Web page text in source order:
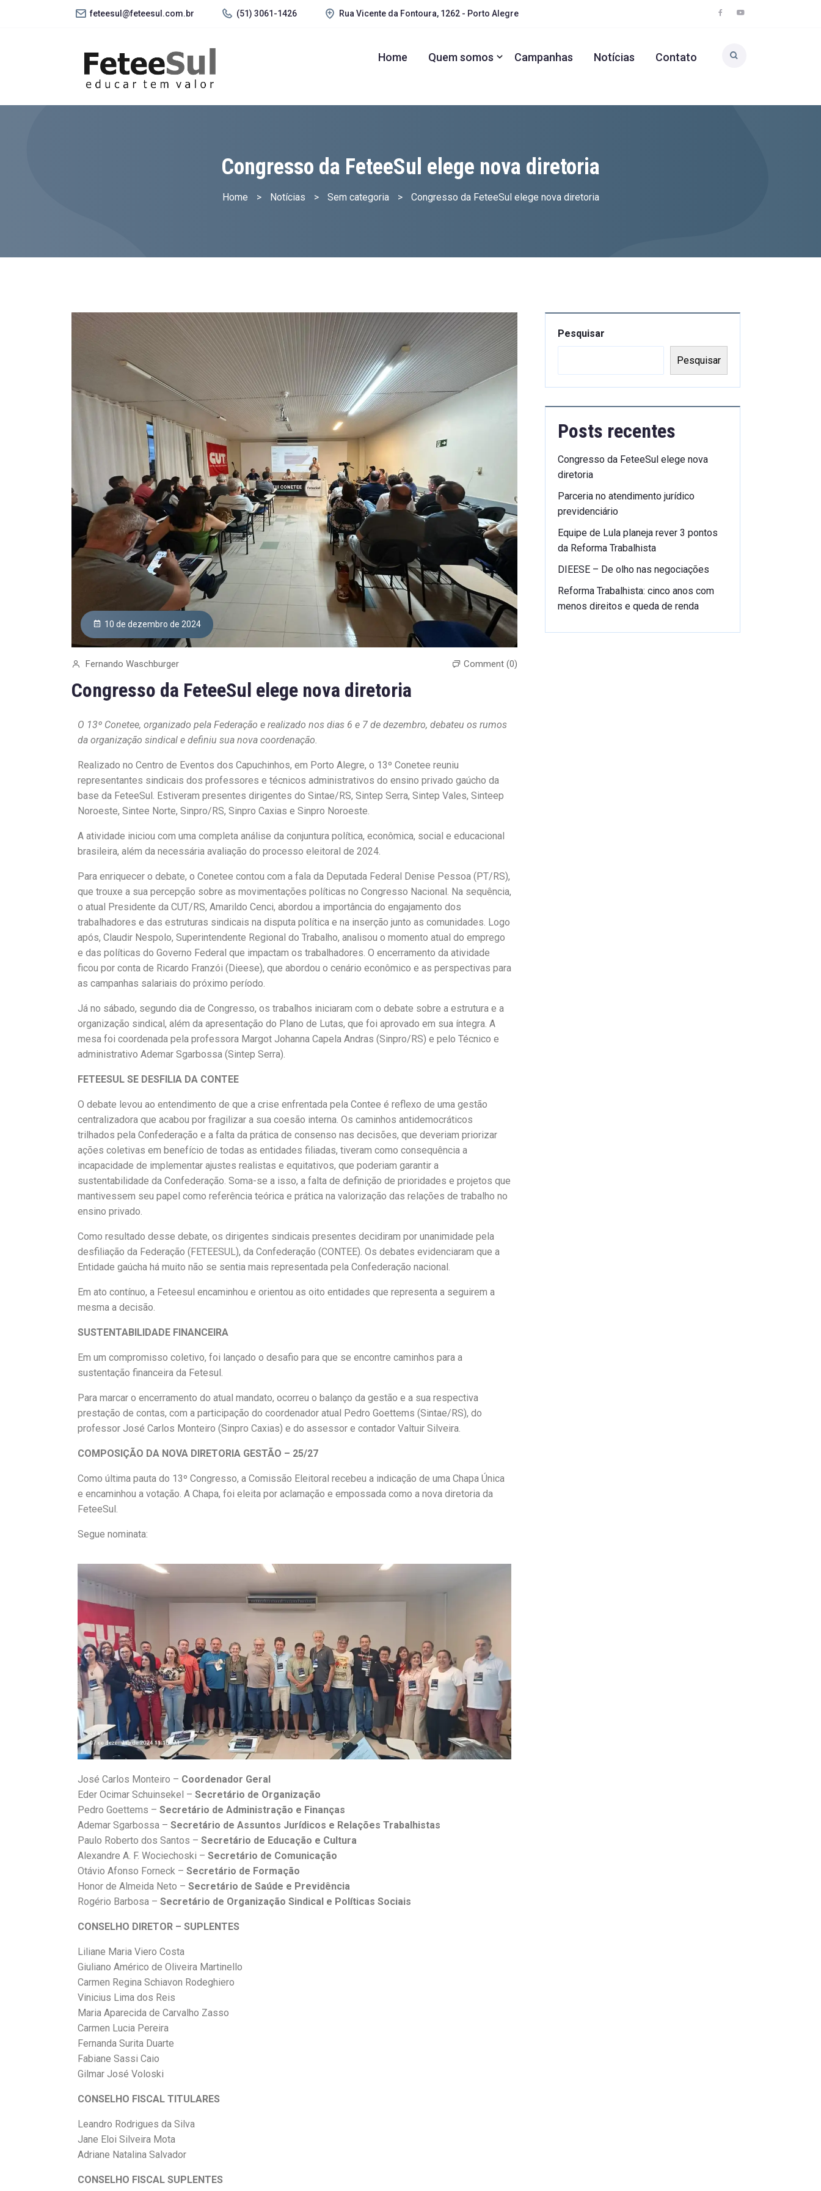
feteesul@feteesul.com.br (51) 3061-1426 Rua Vicente da Fontoura, 1262 - Porto Alegre
Home Quem somos Campanhas Notícias Contato
Congresso da FeteeSul elege nova diretoria
Home > Notícias > Sem categoria > Congresso da FeteeSul elege nova diretoria
10 de dezembro de 2024
Fernando Waschburger Comment (0)
Congresso da FeteeSul elege nova diretoria
O 13º Conetee, organizado pela Federação e realizado nos dias 6 e 7 de dezembro, debateu os rumos
da organização sindical e definiu sua nova coordenação.
Realizado no Centro de Eventos dos Capuchinhos, em Porto Alegre, o 13º Conetee reuniu
representantes sindicais dos professores e técnicos administrativos do ensino privado gaúcho da
base da FeteeSul. Estiveram presentes dirigentes do Sintae/RS, Sintep Serra, Sintep Vales, Sinteep
Noroeste, Sintee Norte, Sinpro/RS, Sinpro Caxias e Sinpro Noroeste.
A atividade iniciou com uma completa análise da conjuntura política, econômica, social e educacional
brasileira, além da necessária avaliação do processo eleitoral de 2024.
Para enriquecer o debate, o Conetee contou com a fala da Deputada Federal Denise Pessoa (PT/RS),
que trouxe a sua percepção sobre as movimentações políticas no Congresso Nacional. Na sequência,
o atual Presidente da CUT/RS, Amarildo Cenci, abordou a importância do engajamento dos
trabalhadores e das estruturas sindicais na disputa política e na inserção junto as comunidades. Logo
após, Claudir Nespolo, Superintendente Regional do Trabalho, analisou o momento atual do emprego
e das políticas do Governo Federal que impactam os trabalhadores. O encerramento da atividade
ficou por conta de Ricardo Franzói (Dieese), que abordou o cenário econômico e as perspectivas para
as campanhas salariais do próximo período.
Já no sábado, segundo dia de Congresso, os trabalhos iniciaram com o debate sobre a estrutura e a
organização sindical, além da apresentação do Plano de Lutas, que foi aprovado em sua íntegra. A
mesa foi coordenada pela professora Margot Johanna Capela Andras (Sinpro/RS) e pelo Técnico e
administrativo Ademar Sgarbossa (Sintep Serra).
FETEESUL SE DESFILIA DA CONTEE
O debate levou ao entendimento de que a crise enfrentada pela Contee é reflexo de uma gestão
centralizadora que acabou por fragilizar a sua coesão interna. Os caminhos antidemocráticos
trilhados pela Confederação e a falta da prática de consenso nas decisões, que deveriam priorizar
ações coletivas em benefício de todas as entidades filiadas, tiveram como consequência a
incapacidade de implementar ajustes realistas e equitativos, que poderiam garantir a
sustentabilidade da Confederação. Soma-se a isso, a falta de definição de prioridades e projetos que
mantivessem seu papel como referência teórica e prática na valorização das relações de trabalho no
ensino privado.
Como resultado desse debate, os dirigentes sindicais presentes decidiram por unanimidade pela
desfiliação da Federação (FETEESUL), da Confederação (CONTEE). Os debates evidenciaram que a
Entidade gaúcha há muito não se sentia mais representada pela Confederação nacional.
Em ato contínuo, a Feteesul encaminhou e orientou as oito entidades que representa a seguirem a
mesma a decisão.
SUSTENTABILIDADE FINANCEIRA
Em um compromisso coletivo, foi lançado o desafio para que se encontre caminhos para a
sustentação financeira da Fetesul.
Para marcar o encerramento do atual mandato, ocorreu o balanço da gestão e a sua respectiva
prestação de contas, com a participação do coordenador atual Pedro Goettems (Sintae/RS), do
professor José Carlos Monteiro (Sinpro Caxias) e do assessor e contador Valtuir Silveira.
COMPOSIÇÃO DA NOVA DIRETORIA GESTÃO – 25/27
Como última pauta do 13º Congresso, a Comissão Eleitoral recebeu a indicação de uma Chapa Única
e encaminhou a votação. A Chapa, foi eleita por aclamação e empossada como a nova diretoria da
FeteeSul.
Segue nominata:
José Carlos Monteiro – Coordenador Geral
Eder Ocimar Schuinsekel – Secretário de Organização
Pedro Goettems – Secretário de Administração e Finanças
Ademar Sgarbossa – Secretário de Assuntos Jurídicos e Relações Trabalhistas
Paulo Roberto dos Santos – Secretário de Educação e Cultura
Alexandre A. F. Wociechoski – Secretário de Comunicação
Otávio Afonso Forneck – Secretário de Formação
Honor de Almeida Neto – Secretário de Saúde e Previdência
Rogério Barbosa – Secretário de Organização Sindical e Políticas Sociais
CONSELHO DIRETOR – SUPLENTES
Liliane Maria Viero Costa
Giuliano Américo de Oliveira Martinello
Carmen Regina Schiavon Rodeghiero
Vinicius Lima dos Reis
Maria Aparecida de Carvalho Zasso
Carmen Lucia Pereira
Fernanda Surita Duarte
Fabiane Sassi Caio
Gilmar José Voloski
CONSELHO FISCAL TITULARES
Leandro Rodrigues da Silva
Jane Eloi Silveira Mota
Adriane Natalina Salvador
CONSELHO FISCAL SUPLENTES
Pesquisar
Pesquisar
Posts recentes
Congresso da FeteeSul elege nova
diretoria
Parceria no atendimento jurídico
previdenciário
Equipe de Lula planeja rever 3 pontos
da Reforma Trabalhista
DIEESE – De olho nas negociações
Reforma Trabalhista: cinco anos com
menos direitos e queda de renda